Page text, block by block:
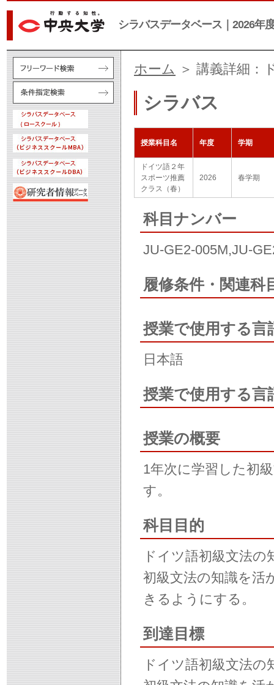
シラバスデータベース｜2026年
ホーム ＞ 講義詳細：
シラバス
授業科目名 年度 学期
ドイツ語２年
スポーツ推薦
クラス（春）
2026 春学期
科目ナンバー
JU-GE2-005M,JU-
履修条件・関連科
授業で使用する言
日本語
授業で使用する言
授業の概要
1年次に学習した初
す。
科目目的
ドイツ語初級文法
初級文法の知識を活
きるようにする。
到達目標
ドイツ語初級文法